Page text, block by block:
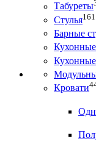
Табуреты
Стулья161
Барные
Кровати